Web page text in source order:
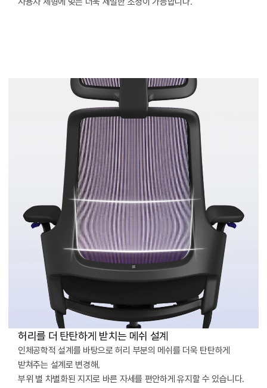
허리를 더 탄탄하게 받치는 메쉬 설계
인체공학적 설계를 바탕으로 허리 부분의 메쉬를 더욱 탄탄하게
받쳐주는 설계로 변경해,
부위 별 차별화된 지지로 바른 자세를 편안하게 유지할 수 있습니다.